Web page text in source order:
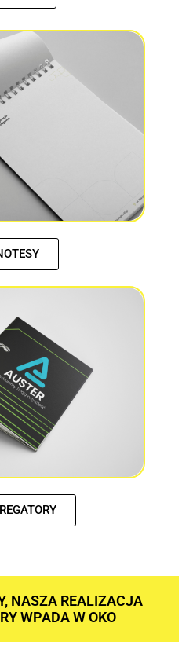
NASZA REALIZACJA
WPADA W OKO